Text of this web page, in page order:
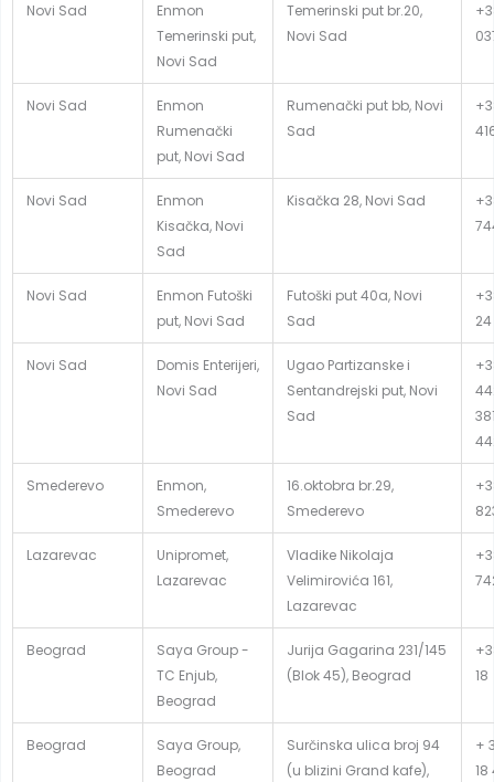
Novi Sad
Enmon
Temerinski put,
Novi Sad
Temerinski put br.20,
Novi Sad
Novi Sad
Enmon
Rumenački
put, Novi Sad
Rumenački put bb, Novi
Sad
Novi Sad
Enmon
Kisačka, Novi
Sad
Kisačka 28, Novi Sad
Novi Sad
Enmon Futoški
put, Novi Sad
Futoški put 40a, Novi
Sad
24
Novi Sad
Domis Enterijeri,
Novi Sad
Ugao Partizanske i
Sentandrejski put, Novi
Sad
Smederevo
Enmon,
Smederevo
16.oktobra br.29,
Smederevo
Lazarevac
Unipromet,
Lazarevac
Vladike Nikolaja
Velimirovića 161,
Lazarevac
Beograd
Saya Group -
TC Enjub,
Beograd
Jurija Gagarina 231/145
(Blok 45), Beograd
18
Beograd
Saya Group,
Beograd
Surčinska ulica broj 94
(u blizini Grand kafe),
+
18